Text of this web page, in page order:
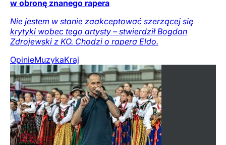
w obronę znanego rapera
Nie jestem w stanie zaakceptować szerzącej się
krytyki wobec tego artysty – stwierdził Bogdan
Zdrojewski z KO. Chodzi o rapera Eldo.
OpinieMuzykaKraj